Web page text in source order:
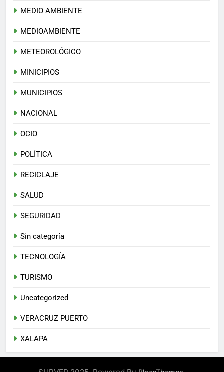
MEDIO AMBIENTE
MEDIOAMBIENTE
METEOROLÓGICO
MINICIPIOS
MUNICIPIOS
NACIONAL
OCIO
POLÍTICA
RECICLAJE
SALUD
SEGURIDAD
Sin categoría
TECNOLOGÍA
TURISMO
Uncategorized
VERACRUZ PUERTO
XALAPA